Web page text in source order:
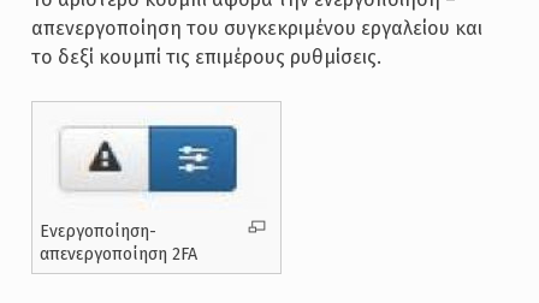
απενεργοποίηση του συγκεκριμένου εργαλείου και
το δεξί κουμπί τις επιμέρους ρυθμίσεις.
Ενεργοποίηση-
απενεργοποίηση 2FA